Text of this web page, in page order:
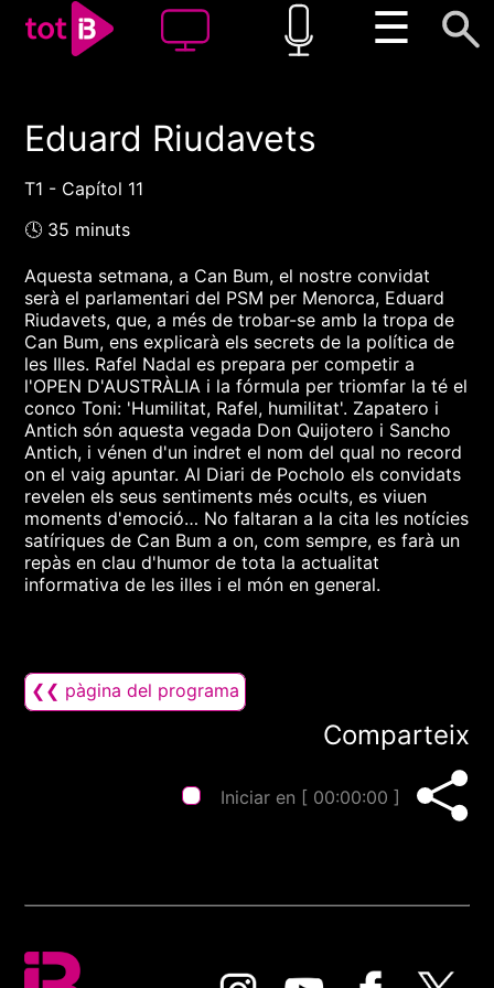
☰
00:00 00:00
Eduard Riudavets
T1 - Capítol 11
🕓 35 minuts
Aquesta setmana, a Can Bum, el nostre convidat
serà el parlamentari del PSM per Menorca, Eduard
Riudavets, que, a més de trobar-se amb la tropa de
Can Bum, ens explicarà els secrets de la política de
les Illes. Rafel Nadal es prepara per competir a
l'OPEN D'AUSTRÀLIA i la fórmula per triomfar la té el
conco Toni: 'Humilitat, Rafel, humilitat'. Zapatero i
Antich són aquesta vegada Don Quijotero i Sancho
Antich, i vénen d'un indret el nom del qual no record
on el vaig apuntar. Al Diari de Pocholo els convidats
revelen els seus sentiments més ocults, es viuen
moments d'emoció… No faltaran a la cita les notícies
satíriques de Can Bum a on, com sempre, es farà un
repàs en clau d'humor de tota la actualitat
informativa de les illes i el món en general.
❮❮ pàgina del programa
Comparteix
Iniciar en [ 00:00:00 ]